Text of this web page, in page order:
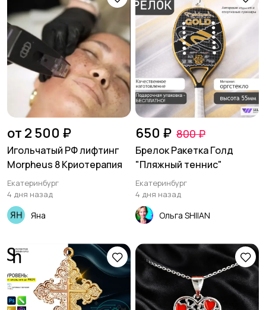
от 2 500 ₽
Игольчатый РФ лифтинг
Morpheus 8 Криотерапия
Екатеринбург
4 дня назад
Яна
650 ₽ 800 ₽
Брелок Ракетка Голд
"Пляжный теннис"
Екатеринбург
4 дня назад
Ольга SHIIAN